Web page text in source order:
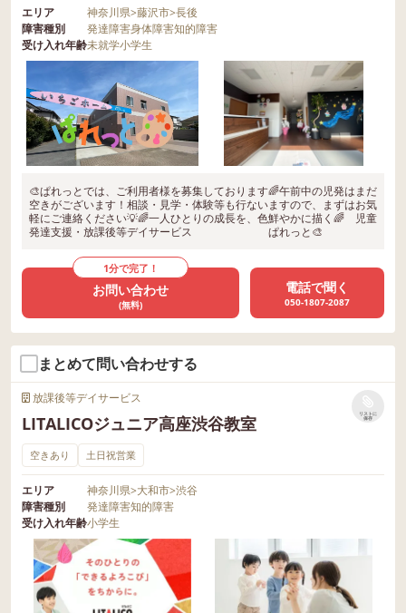
エリア 神奈川県>藤沢市>長後
障害種別
発達障害身体障害知的障害
受け入れ年齢未就学小学生
🎨ぱれっとでは、ご利用者様を募集しております🌈午前中の児発はまだ
空きがございます！相談・見学・体験等も行ないますので、まずはお気
軽にご連絡ください💡🌈一人ひとりの成長を、色鮮やかに描く🌈 児童
発達支援・放課後等デイサービス ぱれっと🎨
1分で完了！
お問い合わせ
(無料)
電話で聞く
050-1807-2087
まとめて問い合わせする
放課後等デイサービス
LITALICOジュニア高座渋谷教室
リストに
保存
空きあり 土日祝営業
エリア 神奈川県>大和市>渋谷
障害種別
発達障害知的障害
受け入れ年齢小学生